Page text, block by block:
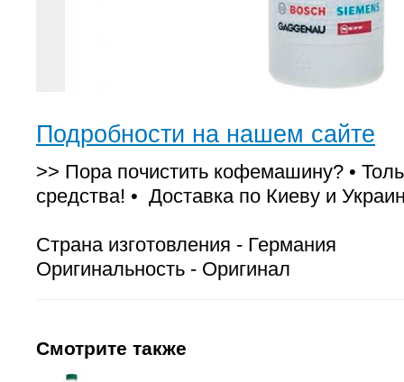
Подробности на нашем сайте
>> Пора почистить кофемашину? •
средства! • Доставка по Киеву и
Страна изготовления - Германия
Оригинальность - Оригинал
Смотрите также